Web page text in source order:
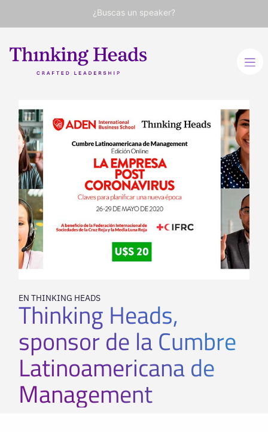
¿Buscas un speaker?
EN THINKING HEADS
Thinking Heads,
sponsor de la Cumbre
Latinoamericana de
Management